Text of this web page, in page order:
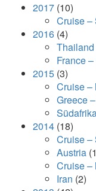
2017 (10)
Cruise –
2016 (4)
Thailand
France
2015 (3)
Cruise –
Greece
2014 (18)
Cruise –
Austria
Cruise –
Iran (2)